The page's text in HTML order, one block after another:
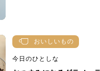
おいしいもの
今日のひとしな